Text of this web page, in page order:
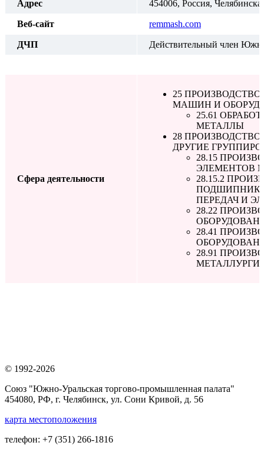
Адрес 454006, Россия,
Веб-сайт remmash.com
ДЧП Действительный член
Сфера деятельности
25
МАШИН И
25.61
МЕТАЛЛЫ
28
ДРУГИЕ
28.15
ЭЛЕМЕНТОВ
28.15.2
ПЕРЕДАЧ И
28.22
28.41
28.91
© 1992-2026
Союз "Южно-Уральская торгово-промышленная палата"
454080, РФ, г. Челябинск, ул. Сони Кривой, д. 56
карта местоположения
телефон: +7 (351) 266-1816